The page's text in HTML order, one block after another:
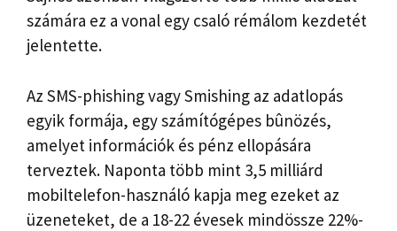
számára ez a vonal egy csaló rémálom kezdetét
jelentette.
Az SMS-phishing vagy Smishing az adatlopás
egyik formája, egy számítógépes bûnözés,
amelyet információk és pénz ellopására
terveztek. Naponta több mint 3,5 milliárd
mobiltelefon-használó kapja meg ezeket az
üzeneteket, de a 18-22 évesek mindössze 22%-